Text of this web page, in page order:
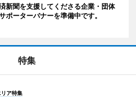
新聞を支援してくださる企業・団体
ポーターバナーを準備中です。
特集
リア特集